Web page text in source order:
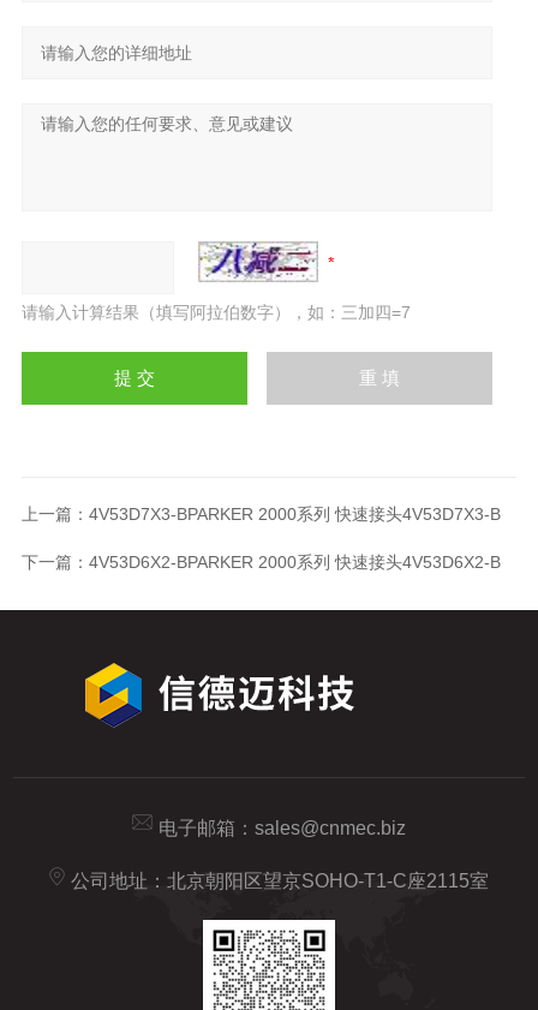
请输入计算结果（填写阿拉伯数字），如：三加四=7
上一篇： 4V53D7X3-BPARKER 2000系列 快速接头4V53D7X3-B
下一篇： 4V53D6X2-BPARKER 2000系列 快速接头4V53D6X2-B
电子邮箱： sales@cnmec.biz
公司地址：北京朝阳区望京SOHO-T1-C座2115室